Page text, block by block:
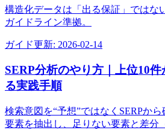
構造化データは「出る保証」ではな
ガイドライン準拠。
ガイド更新: 2026-02-14
SERP分析のやり方｜上位10
る実践手順
検索意図を“予想”ではなくSERPか
要素を抽出し、足りない要素と差分